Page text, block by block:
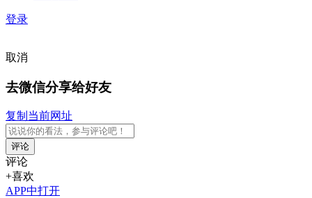
登录
取消
去微信分享给好友
复制当前网址
评论
评论
+喜欢
APP中打开